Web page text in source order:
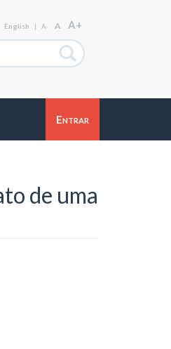
English | A- A A+
Entrar
de uma